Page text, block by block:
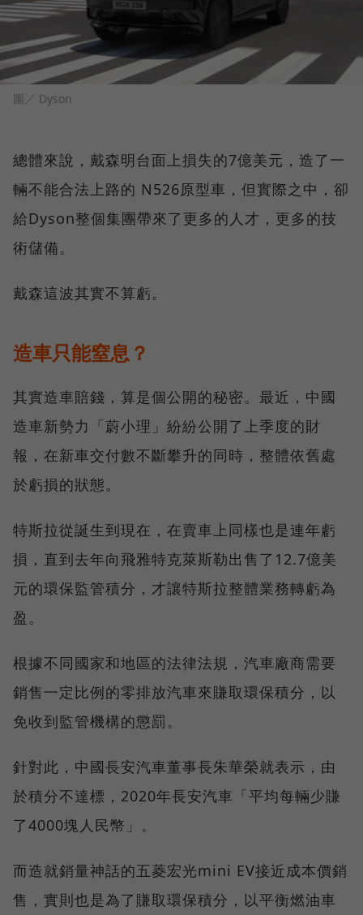
圖／ Dyson
總體來說，戴森明台面上損失的7億美元，造了一
輛不能合法上路的 N526原型車，但實際之中，卻
給Dyson整個集團帶來了更多的人才，更多的技
術儲備。
戴森這波其實不算虧。
造車只能窒息？
其實造車賠錢，算是個公開的秘密。最近，中國
造車新勢力「蔚小理」紛紛公開了上季度的財
報，在新車交付數不斷攀升的同時，整體依舊處
於虧損的狀態。
特斯拉從誕生到現在，在賣車上同樣也是連年虧
損，直到去年向飛雅特克萊斯勒出售了12.7億美
元的環保監管積分，才讓特斯拉整體業務轉虧為
盈。
根據不同國家和地區的法律法規，汽車廠商需要
銷售一定比例的零排放汽車來賺取環保積分，以
免收到監管機構的懲罰。
針對此，中國長安汽車董事長朱華榮就表示，由
於積分不達標，2020年長安汽車「平均每輛少賺
了4000塊人民幣」。
而造就銷量神話的五菱宏光mini EV接近成本價銷
售，實則也是為了賺取環保積分，以平衡燃油車